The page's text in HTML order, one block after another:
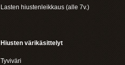
Lasten hiustenleikkaus (alle 7v.)
Hiusten värikäsittelyt
Tyviväri